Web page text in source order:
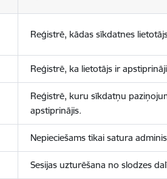
Reģistrē, kādas sīkdatnes
Reģistrē, ka lietotājs ir
Reģistrē, kuru sīkdatņu
apstiprinājis.
Nepieciešams tikai satura
Sesijas uzturēšana no slodzes